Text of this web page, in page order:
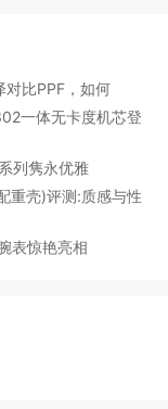
对比PPF，如何
一体无卡度机芯登
列隽永优雅
重壳)评测:质感与性
表惊艳亮相